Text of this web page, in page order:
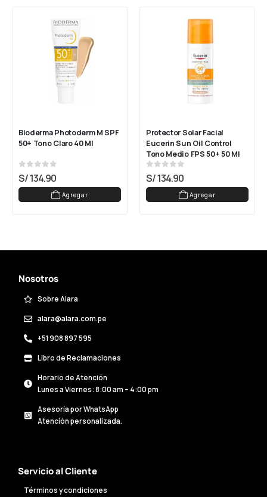
Bioderma Photoderm M SPF
50+ Tono Claro 40 Ml
0 out of 5
S/134.90
Agregar
Protector Solar Facial
Eucerin Sun Oil Control
Tono Medio FPS 50+ 50 Ml
0 out of 5
S/134.90
Agregar
Nosotros
Sobre Alara
alara@alara.com.pe
+51 908 897 595
Libro de Reclamaciones
Horario de Atención
Lunes a Viernes: 8:00 am – 4:00 pm
Asesoría por WhatsApp
Atención personalizada.
Servicio al Cliente
Términos y condiciones